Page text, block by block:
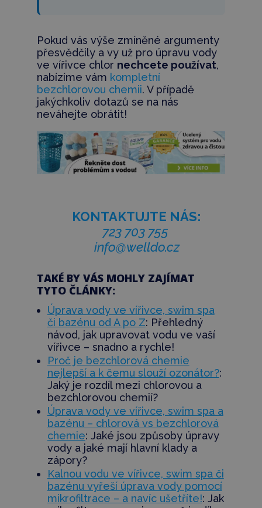
Pokud vás výše zmíněné argumenty
přesvědčily a vy už pro úpravu vody
ve vířivce chlor nechcete používat,
nabízíme vám kompletní
bezchlorovou chemii. V případě
jakýchkoliv dotazů se na nás
neváhejte obrátit!
KONTAKTUJTE NÁS:
723 703 755
info@welldo.cz
TAKÉ BY VÁS MOHLY ZAJÍMAT
TYTO ČLÁNKY:
Úprava vody ve vířivce, swim spa
či bazénu od A po Z: Přehledný
návod, jak upravovat vodu ve vaší
vířivce – snadno a rychle!
Proč je bezchlorová chemie
nejlepší a k čemu slouží ozonátor?:
Jaký je rozdíl mezi chlorovou a
bezchlorovou chemií?
Úprava vody ve vířivce, swim spa a
bazénu – chlorová vs bezchlorová
chemie: Jaké jsou způsoby úpravy
vody a jaké mají hlavní klady a
zápory?
Kalnou vodu ve vířivce, swim spa či
bazénu vyřeší úprava vody pomocí
mikrofiltrace – a navíc ušetříte!: Jak